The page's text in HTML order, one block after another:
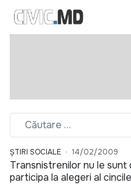
ȘTIRI SOCIALE 14/02/2009
Transnistrenilor nu le
participa la alegeri al